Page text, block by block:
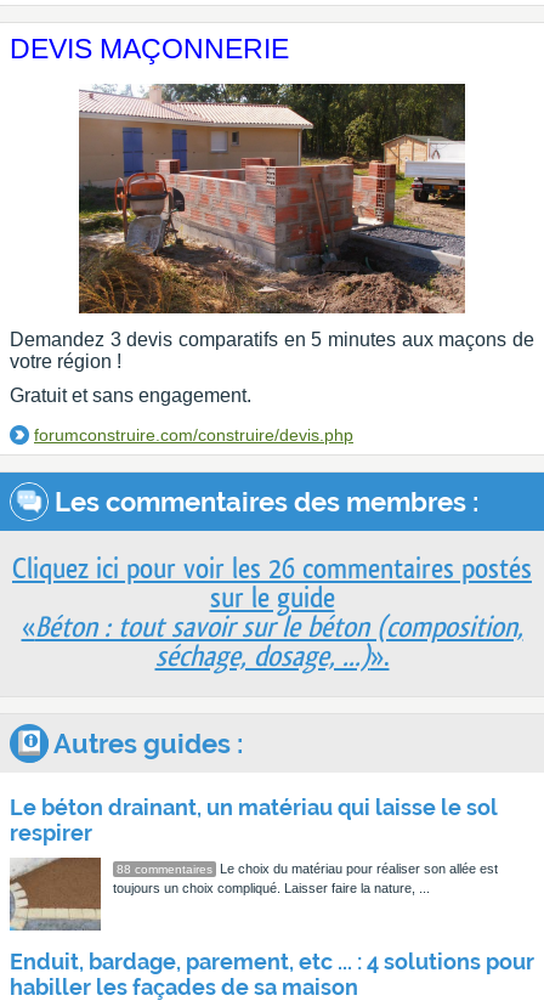
DEVIS MAÇONNERIE
Demandez 3 devis comparatifs en 5 minutes aux maçons de
votre région !
Gratuit et sans engagement.
forumconstruire.com/construire/devis.php
Les commentaires des membres :
Cliquez ici pour voir les 26 commentaires postés
sur le guide
«Béton : tout savoir sur le béton (composition,
séchage, dosage, ...)».
Autres guides :
Le béton drainant, un matériau qui laisse le sol
respirer
88 commentaires
Le choix du matériau pour réaliser son allée est
toujours un choix compliqué. Laisser faire la nature, ...
Enduit, bardage, parement, etc ... : 4 solutions pour
habiller les façades de sa maison